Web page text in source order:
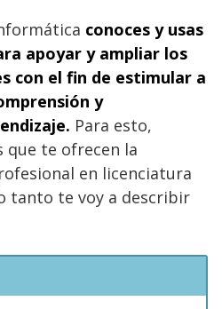
conoces y usas
apoyar y ampliar los
con el fin de estimular a
y
Para esto,
que te ofrecen la
en licenciatura
tanto te voy a describir